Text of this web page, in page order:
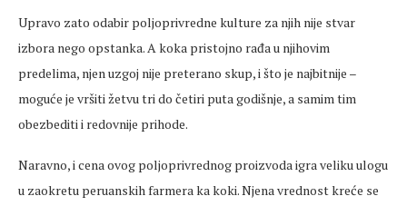
Upravo zato odabir poljoprivredne kulture za njih nije stvar
izbora nego opstanka. A koka pristojno rađa u njihovim
predelima, njen uzgoj nije preterano skup, i što je najbitnije –
moguće je vršiti žetvu tri do četiri puta godišnje, a samim tim
obezbediti i redovnije prihode.
Naravno, i cena ovog poljoprivrednog proizvoda igra veliku ulogu
u zaokretu peruanskih farmera ka koki. Njena vrednost kreće se